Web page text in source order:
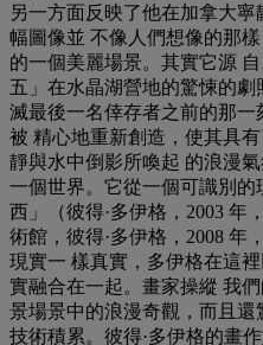
另一方面反映了他在加拿大
幅圖像並 不像人們想像的那
的一個美麗場景。其實它源
五」在水晶湖營地的驚悚的
滅最後一名倖存者之前的那
被 精心地重新創造，使其具
靜與水中倒影所喚起 的浪漫
一個世界。它從一個可識別
西」（彼得·多伊格，2003 年
術館，彼得·多伊格，2008 年
現實一 樣真實，多伊格在這
實融合在一起。畫家操縱 我
景場景中的浪漫奇觀，而且
技術積累。彼得·多伊格的畫